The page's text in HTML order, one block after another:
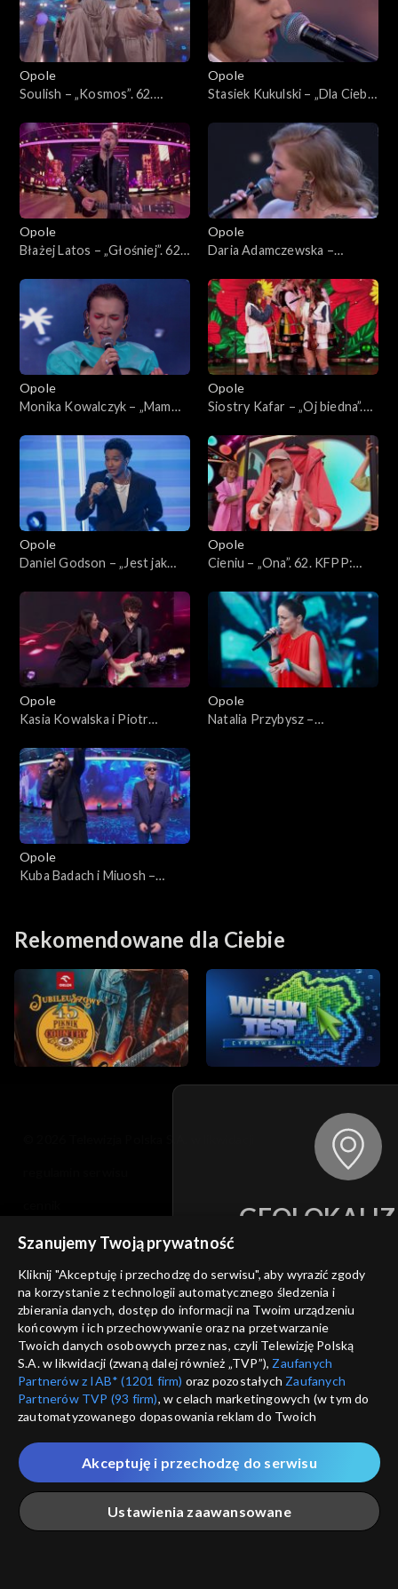
Opole
Soulish – „Kosmos”. 62.
Opole
Stasiek Kukulski – „Dla Ciebie
Koncert „Debiuty”
Opole
Błażej Latos – „Głośniej”. 62.
Opole
Daria Adamczewska –
Koncert „Debiuty”
Opole
Monika Kowalczyk – „Mam
„Debiuty”
Opole
Siostry Kafar – „Oj biedna”.
Opole
Daniel Godson – „Jest jak
„Debiuty”
Opole
Cieniu – „Ona”. 62. KFPP:
Opole
Kasia Kowalska i Piotr
62. KFPP: Koncert „Debiuty”
Opole
Natalia Przybysz –
Opole
Kuba Badach i Miuosh –
Koncert „Debiuty”
Rekomendowane dla Ciebie
Kraj, z którego się
Zjednoczone , w związku z
na platformie TVP VOD
nieodstępna. Sprawdź, które
obejrzeć.
Nie pokazuj
polityka prywatności
moje zgody
pomoc
kontakt
voucher
dostępność
Szanujemy Twoją prywatność
Kliknij "Akceptuję i przechodzę do serwisu", aby wyrazić zgody
na korzystanie z technologii automatycznego śledzenia i
zbierania danych, dostęp do informacji na Twoim urządzeniu
końcowym i ich przechowywanie oraz na przetwarzanie
Twoich danych osobowych przez nas, czyli Telewizję Polską
S.A. w likwidacji (zwaną dalej również „TVP”), Zaufanych
Partnerów z IAB* (1201 firm) oraz pozostałych Zaufanych
Partnerów TVP (93 firm), w celach marketingowych (w tym do
zautomatyzowanego dopasowania reklam do Twoich
które wskazujemy poniżej, a także zgody na udostępnianie
przez nas identyfikatora PPID do Google.
Twoje dane osobowe zbierane podczas odwiedzania przez
Ciebie naszych
poszczególnych serwisówzwanych dalej
„Portalem”, w tym informacje zapisywane za pomocą
Ustawienia zaawansowane
Akceptuję i przechodzę do serwisu